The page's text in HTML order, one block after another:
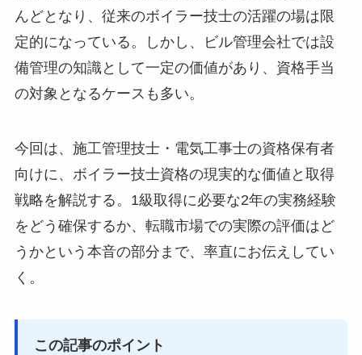
んどとなり、従来のボイラー技士の活躍の場は限
定的になっている。しかし、ビル管理会社では設
備管理の知識として一定の価値があり、資格手当
の対象となるケースも多い。
今回は、施工管理技士・電気工事士の資格保有者
向けに、ボイラー技士資格の現実的な価値と取得
戦略を解説する。1級取得に必要な2年の実務経験
をどう確保するか、転職市場での実際の評価はど
うかという本音の部分まで、率直にお伝えしてい
く。
この記事のポイント